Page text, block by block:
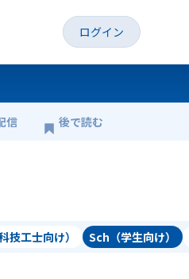
ログイン
信 後で読む
技工士向け） Sch（学生向け）